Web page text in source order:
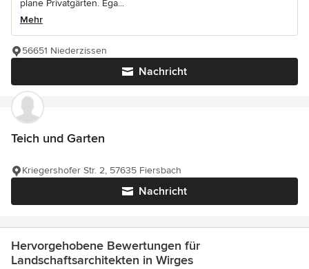
plane Privatgärten. Ega...
Mehr
Nachricht
56651 Niederzissen
Teich und Garten
Nachricht
Kriegershofer Str. 2, 57635 Fiersbach
Hervorgehobene Bewertungen für
Landschaftsarchitekten in Wirges